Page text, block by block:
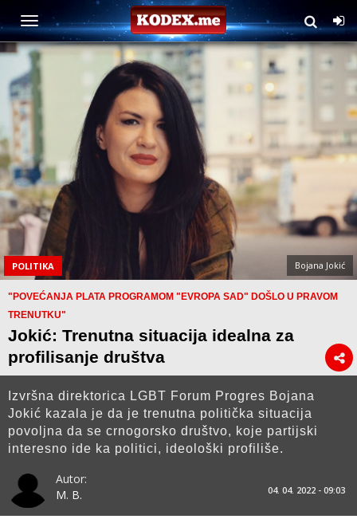
POLITIKA Bojana Jokić
"POVEĆANJA PLATA PROGRAMOM "EVROPA SAD" DOŠLO U PRAVOM
TRENUTKU"
Jokić: Trenutna situacija idealna za
profilisanje društva
Izvršna direktorica LGBT Forum Progres Bojana
Jokić kazala je da je trenutna politička situacija
povoljna da se crnogorsko društvo, koje partijski
interesno ide ka politici, ideološki profiliše.
Autor:
M. B.
04. 04. 2022 - 09:03